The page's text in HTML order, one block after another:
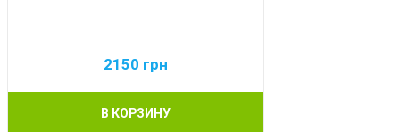
2150 грн
В КОРЗИНУ